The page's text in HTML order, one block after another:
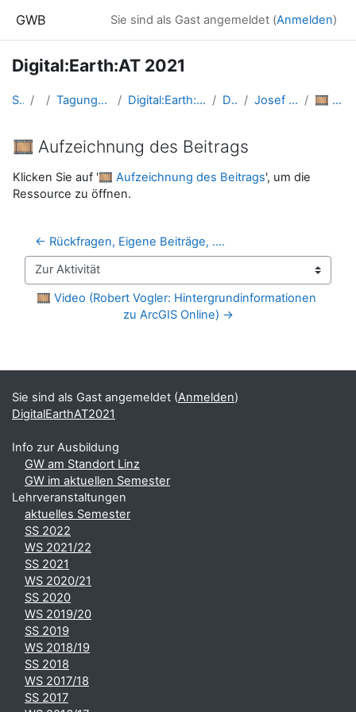
GWB Sie sind als Gast angemeldet (Anmelden)
Digital:Earth:AT 2021
Startseite Kurse Tagungen, Events und Arbeitsgemeinschaften GW Digital:Earth:AT - Fortbildungen zu Geomedien an der Uni/PH Salzburg DigitalEarthAT2021 Josef Strobl: "Lernen in der digitalen Welt" 🎞️ Aufzeichnung des Beitrags
🎞️ Aufzeichnung des Beitrags
Abschlussbedingungen
Klicken Sie auf '🎞️ Aufzeichnung des Beitrags', um die
Ressource zu öffnen.
← Rückfragen, Eigene Beiträge, ....
Zur Aktivität
🎞️ Video (Robert Vogler: Hintergrundinformationen
zu ArcGIS Online) →
Ergänzungsblöcke
Sie sind als Gast angemeldet (Anmelden)
DigitalEarthAT2021
Info zur Ausbildung
GW am Standort Linz
GW im aktuellen Semester
Lehrveranstaltungen
aktuelles Semester
SS 2022
WS 2021/22
SS 2021
WS 2020/21
SS 2020
WS 2019/20
SS 2019
WS 2018/19
SS 2018
WS 2017/18
SS 2017